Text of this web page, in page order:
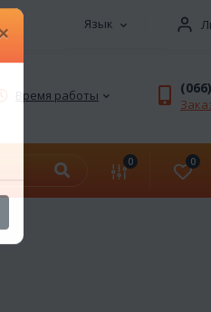
Язык
Время работы
0 0
×